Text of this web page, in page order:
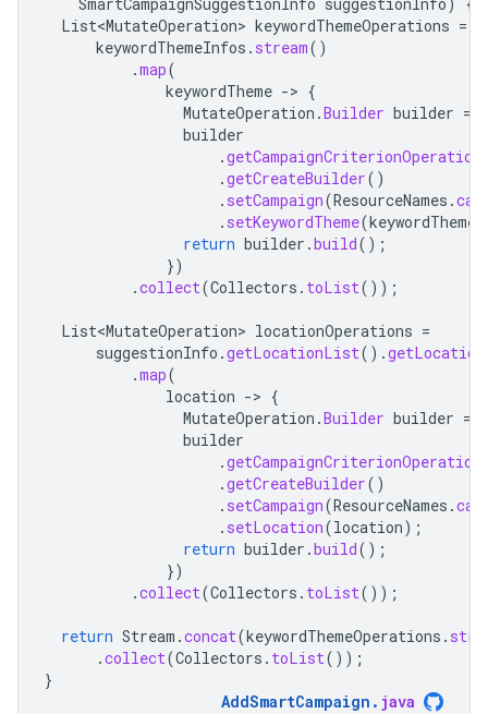
List<MutateOperation> keywordThemeOperations =
keywordThemeInfos . stream()
.map(
keywordTheme -> {
MutateOperation .Builder builder =
builder
.
.getCreateBuilder()
. setCampaign(ResourceNames .
. setKeywordTheme(keywordTheme
return builder .build();
})
.collect(Collectors . toList());
List<MutateOperation> locationOperations =
suggestionInfo .getLocationList().
.map(
location -> {
MutateOperation .Builder builder =
builder
.
.getCreateBuilder()
. setCampaign(ResourceNames .
. setLocation(location);
return builder .build();
})
.collect(Collectors . toList());
return Stream .concat(keywordThemeOperations .
.collect(Collectors . toList());
}
AddSmartCampaign . java